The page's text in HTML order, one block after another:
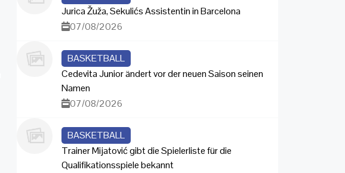
Jurica Žuža, Sekulićs Assistentin in Barcelona
07/08/2026
BASKETBALL
Cedevita Junior ändert vor der neuen Saison seinen
Namen
07/08/2026
BASKETBALL
Trainer Mijatović gibt die Spielerliste für die
Qualifikationsspiele bekannt